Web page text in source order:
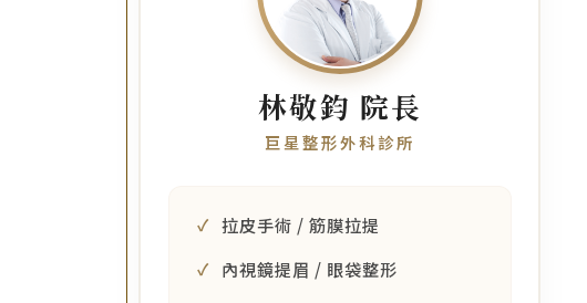
林敬鈞 院長
巨星整形外科診所
拉皮手術 / 筋膜拉提
內視鏡提眉 / 眼袋整形